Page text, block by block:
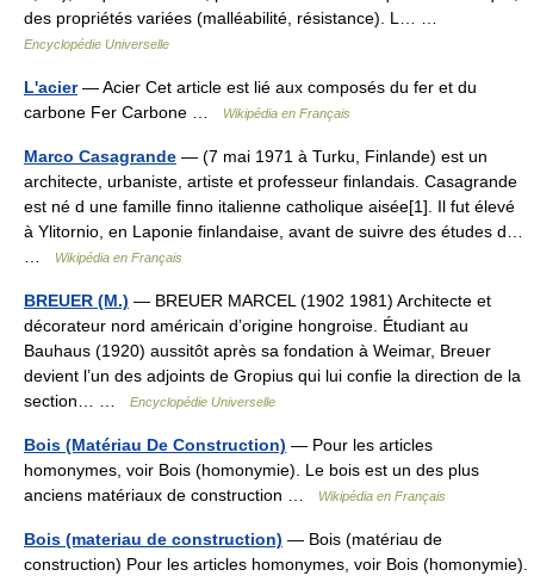
des propriétés variées (malléabilité, résistance). L… …
Encyclopédie Universelle
L'acier— Acier Cet article est lié aux composés du fer et du
carbone Fer Carbone …
Wikipédia en Français
Marco Casagrande — (7 mai 1971 à Turku, Finlande) est un
architecte, urbaniste, artiste et professeur finlandais. Casagrande
est né d une famille finno italienne catholique aisée[1]. Il fut élevé
à Ylitornio, en Laponie finlandaise, avant de suivre des études d…
…
Wikipédia en Français
BREUER (M.) — BREUER MARCEL (1902 1981) Architecte et
décorateur nord américain d’origine hongroise. Étudiant au
Bauhaus (1920) aussitôt après sa fondation à Weimar, Breuer
devient l’un des adjoints de Gropius qui lui confie la direction de la
section… …
Encyclopédie Universelle
Bois (Matériau De Construction) — Pour les articles
homonymes, voir Bois (homonymie). Le bois est un des plus
anciens matériaux de construction …
Wikipédia en Français
Bois (materiau de construction) — Bois (matériau de
construction) Pour les articles homonymes, voir Bois (homonymie).